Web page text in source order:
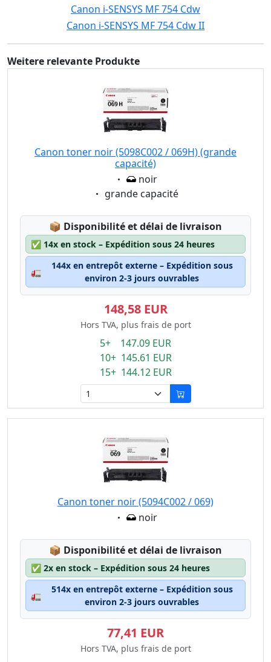
Canon i-SENSYS MF 754 Cdw
Canon i-SENSYS MF 754 Cdw II
Weitere relevante Produkte
Canon toner noir (5098C002 / 069H) (grande
capacité)
Eigenschaft:
noir
Eigenschaft:
grande capacité
📦 Lagerstatus:
Disponibilité et délai de livraison
✅ 14x en stock – Expédition sous 24 heures
🚛
144x en entrepôt externe – Expédition sous
environ 2-3 jours ouvrables
148,58 EUR
Hors TVA, plus frais de port
5+ 147.09 EUR
10+ 145.61 EUR
15+ 144.12 EUR
Canon toner noir (5094C002 / 069)
Eigenschaft:
noir
📦 Lagerstatus:
Disponibilité et délai de livraison
✅ 2x en stock – Expédition sous 24 heures
🚛
514x en entrepôt externe – Expédition sous
environ 2-3 jours ouvrables
77,41 EUR
Hors TVA, plus frais de port